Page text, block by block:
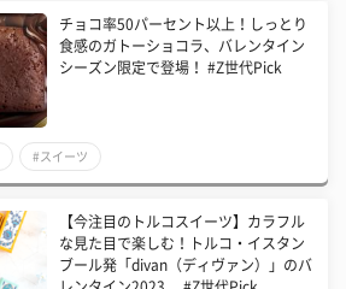
チョコ率50パーセント以上！しっとり
食感のガトーショコラ、バレンタイン
シーズン限定で登場！ #Z世代Pick
#スイーツ
【今注目のトルコスイーツ】カラフル
な見た目で楽しむ！トルコ・イスタン
ブール発「divan（ディヴァン）」のバ